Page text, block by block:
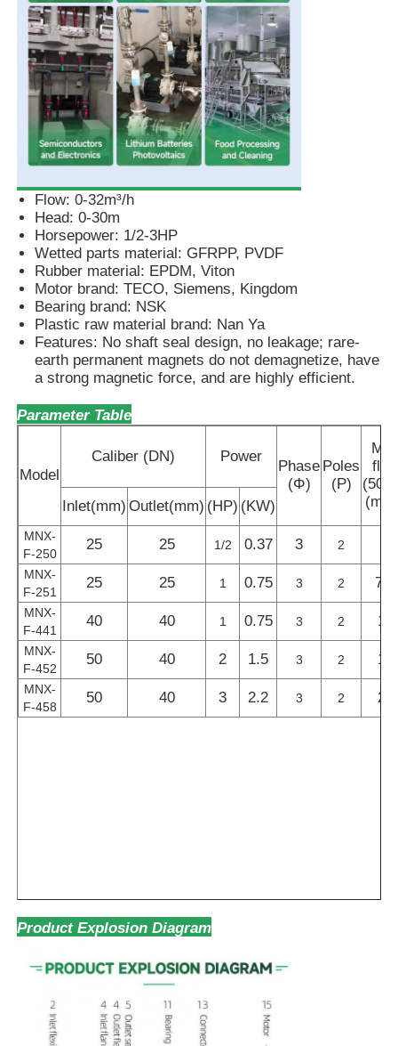
공기 용막 펌프
계량 투약 펌프
물속에 잠길 수 있는 오수 펌프
산업적 원심형 송풍기
Flow: 0-32m³/h
Head: 0-30m
Horsepower: 1/2-3HP
Wetted parts material: GFRPP, PVDF
Rubber material: EPDM, Viton
Motor brand: TECO, Siemens, Kingdom
Bearing brand: NSK
Plastic raw material brand: Nan Ya
Features: No shaft seal design, no leakage; rare-
earth permanent magnets do not demagnetize, have
a strong magnetic force, and are highly efficient.
Parameter Table
Model
Caliber (DN) Power
Phase
(Φ)
Poles
(P)
flow
(m³/
Inlet(mm) Outlet(mm) (HP) (KW)
MNX-
F-250
25 25 1/2 0.37 3 2
MNX-
F-251
25 25 1 0.75 3 2 7.5
MNX-
F-441
40 40 1 0.75 3 2 14
MNX-
F-452
50 40 2 1.5 3 2 19
MNX-
F-458
50 40 3 2.2 3 2 22
Product Explosion Diagram